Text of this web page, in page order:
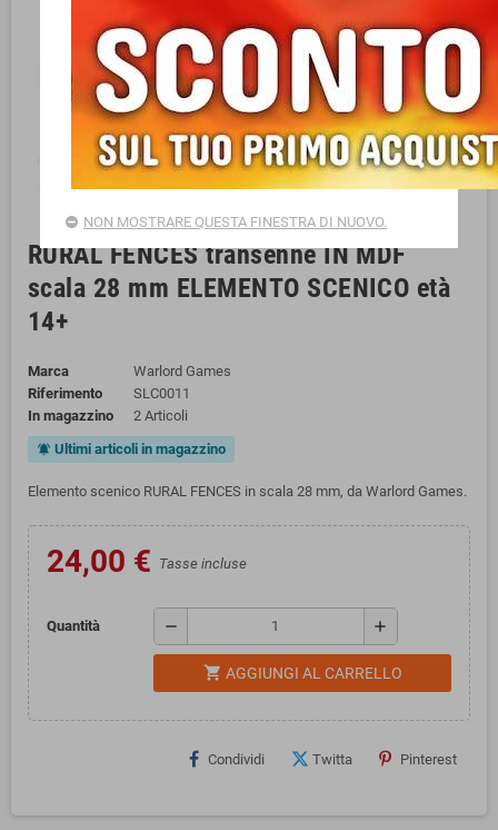
RURAL FENCES transenne IN MDF
scala 28 mm ELEMENTO SCENICO età
14+
Marca
Warlord Games
Riferimento
SLC0011
In magazzino
2 Articoli
notifications_active Ultimi articoli in magazzino
Elemento scenico RURAL FENCES in scala 28 mm, da Warlord Games.
24,00 € Tasse incluse
Quantità remove add
shopping_cart AGGIUNGI AL CARRELLO
Condividi Twitta Pinterest
NON MOSTRARE QUESTA FINESTRA DI NUOVO.